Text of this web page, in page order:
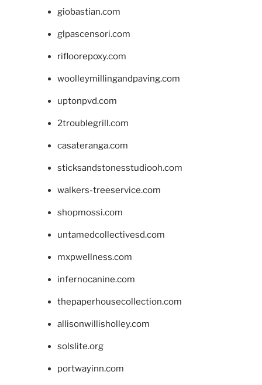
giobastian.com
glpascensori.com
rifloorepoxy.com
woolleymillingandpaving.com
uptonpvd.com
2troublegrill.com
casateranga.com
sticksandstonesstudiooh.com
walkers-treeservice.com
shopmossi.com
untamedcollectivesd.com
mxpwellness.com
infernocanine.com
thepaperhousecollection.com
allisonwillisholley.com
solslite.org
portwayinn.com